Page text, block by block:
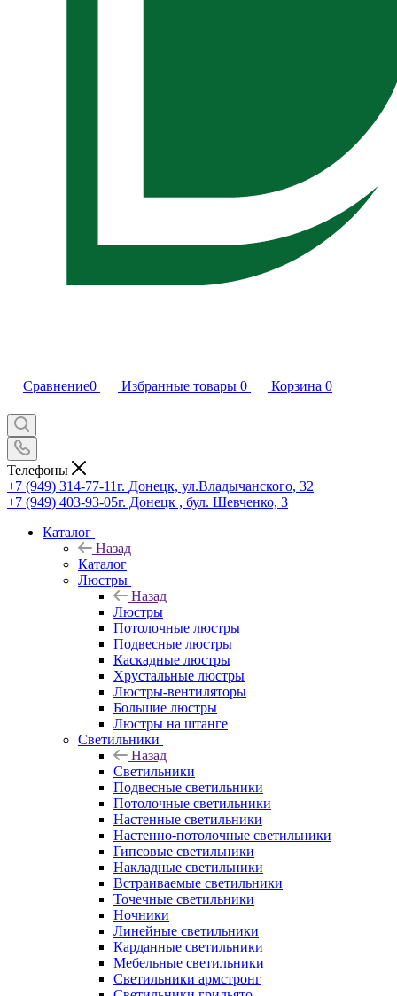
Сравнение0 Избранные товары 0 Корзина 0
Телефоны
+7 (949) 314-77-11г. Донецк, ул.Владычанского, 32
+7 (949) 403-93-05г. Донецк , бул. Шевченко, 3
Каталог
Назад
Каталог
Люстры
Назад
Люстры
Потолочные люстры
Подвесные люстры
Каскадные люстры
Хрустальные люстры
Люстры-вентиляторы
Большие люстры
Люстры на штанге
Светильники
Назад
Светильники
Подвесные светильники
Потолочные светильники
Настенные светильники
Настенно-потолочные светильники
Гипсовые светильники
Накладные светильники
Встраиваемые светильники
Точечные светильники
Ночники
Линейные светильники
Карданные светильники
Мебельные светильники
Светильники армстронг